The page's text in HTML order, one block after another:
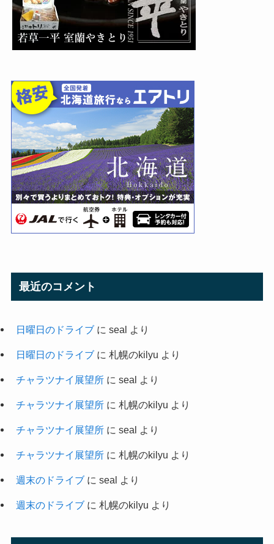
最近のコメント
日曜日のドライブに seal より
日曜日のドライブに 札幌のkilyu より
チャラツナイ展望所に seal より
チャラツナイ展望所に 札幌のkilyu より
チャラツナイ展望所に seal より
チャラツナイ展望所に 札幌のkilyu より
週末のドライブに seal より
週末のドライブに 札幌のkilyu より